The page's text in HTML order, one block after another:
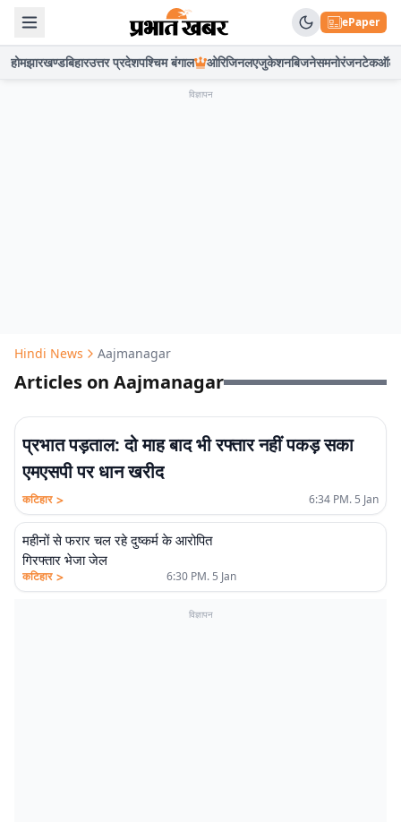
ePaper
होमझारखण्डबिहारउत्तर प्रदेशपश्चिम बंगाल ओरिजिनलएजुकेशनबिजनेसमनोरंजनटेकऑटो
विज्ञापन
Hindi News Aajmanagar
Articles on Aajmanagar
प्रभात पड़ताल: दो माह बाद भी रफ्तार नहीं पकड़ सका
एमएसपी पर धान खरीद
कटिहार > 6:34 PM. 5 Jan
महीनों से फरार चल रहे दुष्कर्म के आरोपित
गिरफ्तार भेजा जेल
कटिहार > 6:30 PM. 5 Jan
विज्ञापन